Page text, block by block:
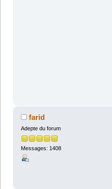
farid
Adepte du forum
Messages: 1408